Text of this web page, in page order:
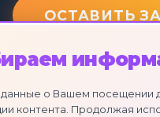
ОСТАВИТЬ
о Вашем посещении
контента. Продолжая